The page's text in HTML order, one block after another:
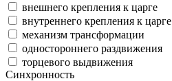
внешнего крепления к царге
внутреннего крепления к царге
механизм трансформации
одностороннего раздвижения
торцевого выдвижения
Синхронность